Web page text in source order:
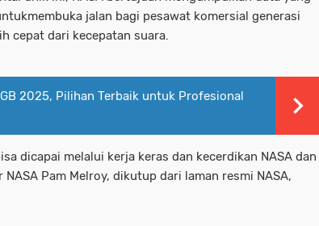
jalan bagi pesawat komersial generasi
cepat dari kecepatan suara.
2025, Pilihan Terbaik untuk Profesional
dicapai melalui kerja keras dan kecerdikan NASA dan
Pam Melroy, dikutup dari laman resmi NASA,